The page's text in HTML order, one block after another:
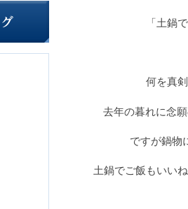
「土鍋
何を真
去年の暮れに念
ですが鍋物
土鍋でご飯もいい